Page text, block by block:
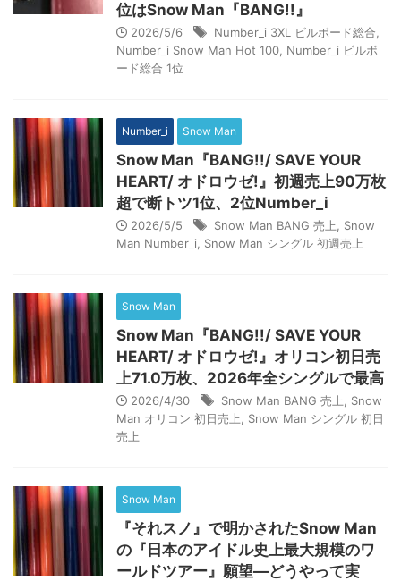
位はSnow Man『BANG!!』
2026/5/6 Number_i 3XL ビルボード総合
Number_i Snow Man Hot 100 Number_i ビルボ
ード総合 1位
Number_i Snow Man
Snow Man『BANG!!/ SAVE YOUR
HEART/ オドロウゼ!』初週売上90万枚
超で断トツ1位、2位Number_i
2026/5/5 Snow Man BANG 売上
Snow
Man Number_i
Snow Man シングル 初週売上
Snow Man
Snow Man『BANG!!/ SAVE YOUR
HEART/ オドロウゼ!』オリコン初日売
上71.0万枚、2026年全シングルで最高
2026/4/30 Snow Man BANG 売上
Snow
Man オリコン 初日売上
Snow Man シングル 初日
売上
Snow Man
『それスノ』で明かされたSnow Man
の『日本のアイドル史上最大規模のワ
ールドツアー』願望―どうやって実